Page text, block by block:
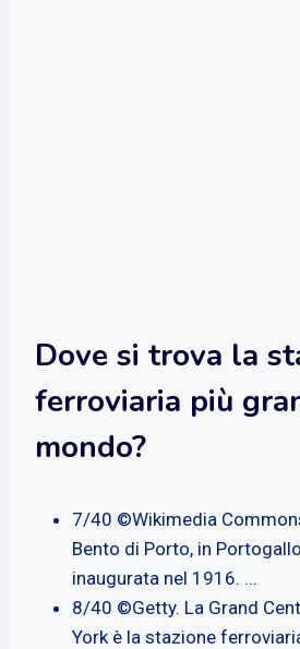
Dove si trova la
ferroviaria più
mondo?
7/40 ©Wikimedia
Bento di Porto, in
inaugurata nel 1916. ...
8/40 ©Getty. La Grand
York è la stazione